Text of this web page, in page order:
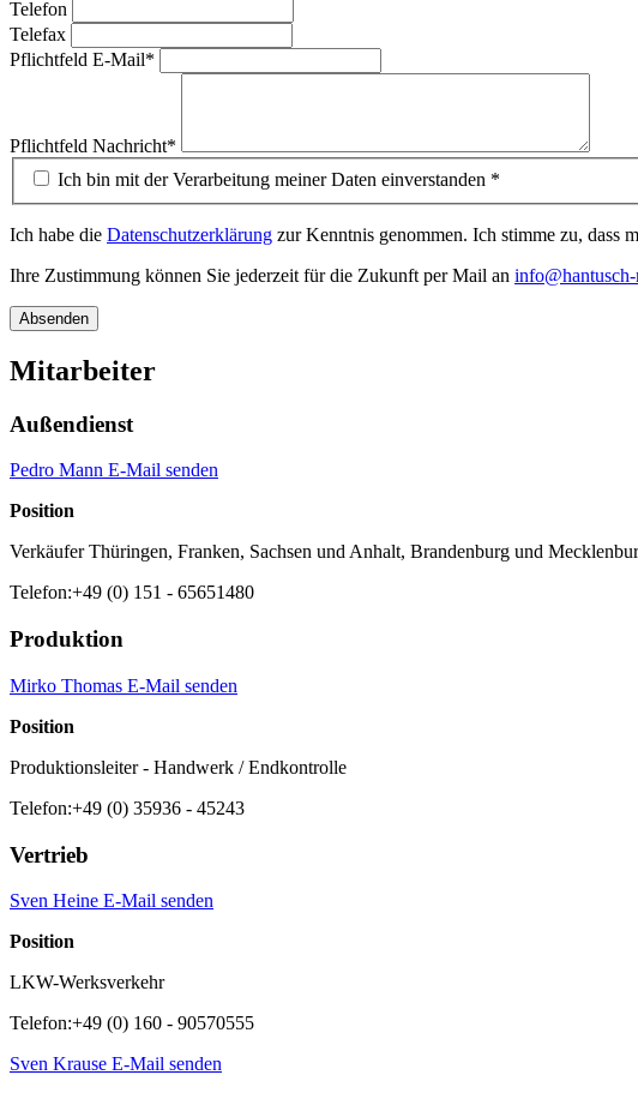
Telefon
Telefax
Pflichtfeld E-Mail*
Pflichtfeld Nachricht*
Ich bin mit der Verarbeitung meiner Daten einverstanden *
Ich habe die Datenschutzerklärung zur Kenntnis genommen. Ich stimme zu, dass
Ihre Zustimmung können Sie jederzeit für die Zukunft per Mail an
Mitarbeiter
Außendienst
Pedro Mann E-Mail senden
Position
Verkäufer Thüringen, Franken, Sachsen und Anhalt, Brandenburg und
Telefon:+49 (0) 151 - 65651480
Produktion
Mirko Thomas E-Mail senden
Position
Produktionsleiter - Handwerk / Endkontrolle
Telefon:+49 (0) 35936 - 45243
Vertrieb
Sven Heine E-Mail senden
Position
LKW-Werksverkehr
Telefon:+49 (0) 160 - 90570555
Sven Krause E-Mail senden